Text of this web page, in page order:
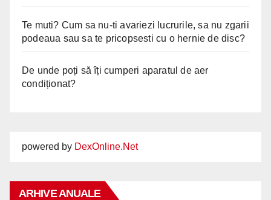
Te muti? Cum sa nu-ti avariezi lucrurile, sa nu zgarii
podeaua sau sa te pricopsesti cu o hernie de disc?
De unde poți să îți cumperi aparatul de aer
condiționat?
powered by DexOnline.Net
ARHIVE ANUALE